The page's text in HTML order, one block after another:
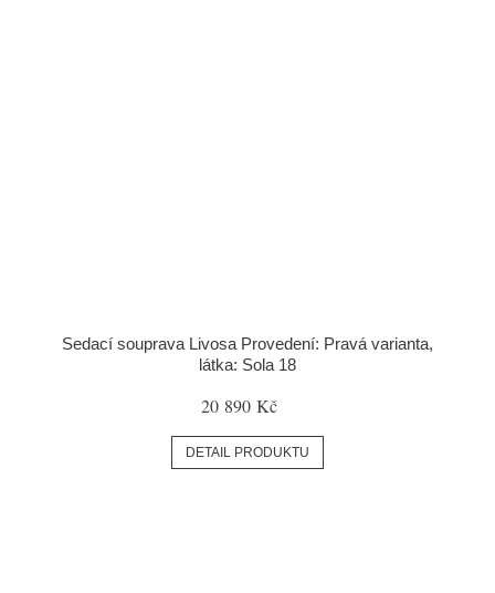
Sedací souprava Livosa Provedení: Pravá varianta,
látka: Sola 18
20 890 Kč
DETAIL PRODUKTU